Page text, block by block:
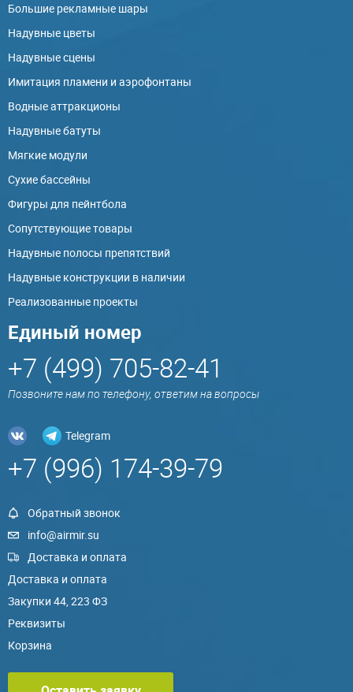
Большие рекламные шары
Надувные цветы
Надувные сцены
Имитация пламени и аэрофонтаны
Водные аттракционы
Надувные батуты
Мягкие модули
Сухие бассейны
Фигуры для пейнтбола
Сопутствующие товары
Надувные полосы препятствий
Надувные конструкции в наличии
Реализованные проекты
Единый номер
+7 (499) 705-82-41
Позвоните нам по телефону, ответим на вопросы
Telegram
+7 (996) 174-39-79
Обратный звонок
info@airmir.su
Доставка и оплата
Доставка и оплата
Закупки 44, 223 ФЗ
Реквизиты
Корзина